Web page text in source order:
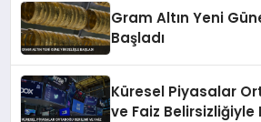
Gram Altın Yeni
Başladı
Küresel Piyasalar
ve Faiz Belirsizliğiyle